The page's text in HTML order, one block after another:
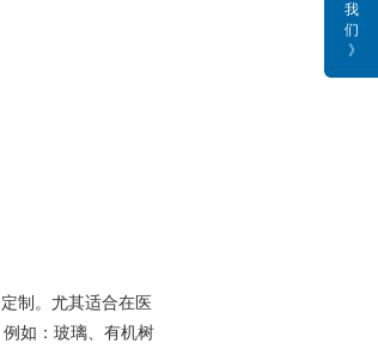
制。尤其适合在医
如：玻璃、有机树
我
们
》